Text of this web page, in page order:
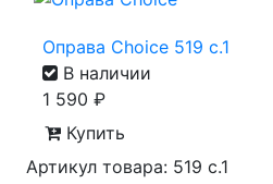
Оправа Choice 519 с.1
В наличии
1 590 ₽
Купить
Артикул товара: 519 с.1